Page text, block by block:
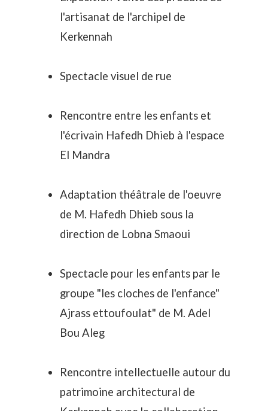
l'artisanat de l'archipel de
Kerkennah
Spectacle visuel de rue
Rencontre entre les enfants et
l'écrivain Hafedh Dhieb à l'espace
El Mandra
Adaptation théâtrale de l'oeuvre
de M. Hafedh Dhieb sous la
direction de Lobna Smaoui
Spectacle pour les enfants par le
groupe "les cloches de l'enfance"
Ajrass ettoufoulat" de M. Adel
Bou Aleg
Rencontre intellectuelle autour du
patrimoine architectural de